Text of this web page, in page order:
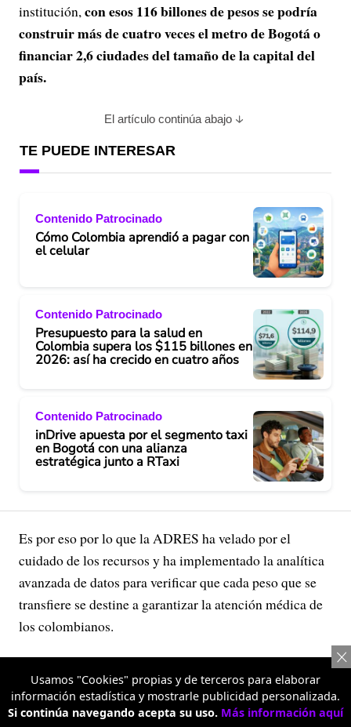
institución,con esos 116 billones de pesos se podría
construir más de cuatro veces el metro de Bogotá o
financiar 2,6 ciudades del tamaño de la capital del
país.
El artículo continúa abajo
TE PUEDE INTERESAR
Contenido Patrocinado
Cómo Colombia aprendió a pagar con
el celular
Contenido Patrocinado
Presupuesto para la salud en
Colombia supera los $115 billones en
2026: así ha crecido en cuatro años
Contenido Patrocinado
inDrive apuesta por el segmento taxi
en Bogotá con una alianza
estratégica junto a RTaxi
Es por eso por lo que la ADRES ha velado por el
cuidado de los recursos y ha implementado la analítica
avanzada de datos para verificar que cada peso que se
transfiere se destine a garantizar la atención médica de
los colombianos.
Usamos "Cookies" propias y de terceros para elaborar
información estadística y mostrarle publicidad personalizada.
Si continúa navegando acepta su uso. Más información aquí